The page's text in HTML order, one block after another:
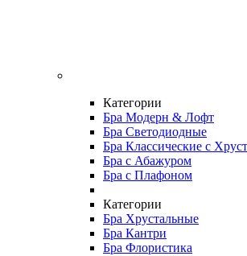
Категории
Бра Модерн & Лофт
Бра Светодиодные
Бра Классические с
Бра с Абажуром
Бра с Плафоном
Категории
Бра Хрустальные
Бра Кантри
Бра Флористика